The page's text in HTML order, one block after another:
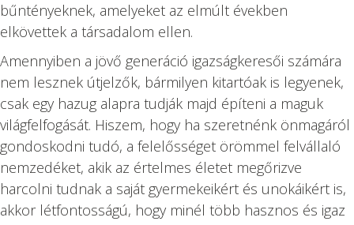
bűntényeknek, amelyeket az elmúlt években
elkövettek a társadalom ellen.
Amennyiben a jövő generáció igazságkeresői számára
nem lesznek útjelzők, bármilyen kitartóak is legyenek,
csak egy hazug alapra tudják majd építeni a maguk
világfelfogását. Hiszem, hogy ha szeretnénk önmagáról
gondoskodni tudó, a felelősséget örömmel felvállaló
nemzedéket, akik az értelmes életet megőrizve
harcolni tudnak a saját gyermekeikért és unokáikért is,
akkor létfontosságú, hogy minél több hasznos és igaz